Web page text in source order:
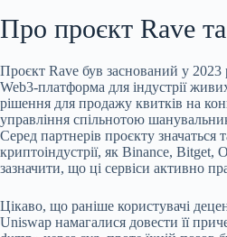
Про проєкт Rave
Проєкт Rave був заснований у 2023
Web3-платформа для індустрії
рішення для продажу квитків на
управління спільнотою
Серед партнерів проєкту значаться
криптоіндустрії, як Binance,
зазначити, що ці сервіси активно
Цікаво, що раніше користувачі
Uniswap намагалися довести її